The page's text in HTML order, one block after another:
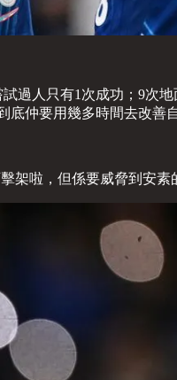
過人只有1次成功；9次
底仲要用幾多時間去改善
架啦，但係要威脅到安